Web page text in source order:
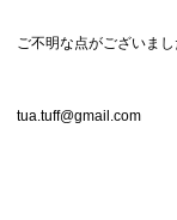
ご不明な点がございま
tua.tuff@gmail.com